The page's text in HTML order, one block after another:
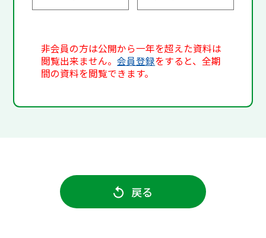
非会員の方は公開から一年を超えた資料は
閲覧出来ません。会員登録をすると、全期
間の資料を閲覧できます。
戻る